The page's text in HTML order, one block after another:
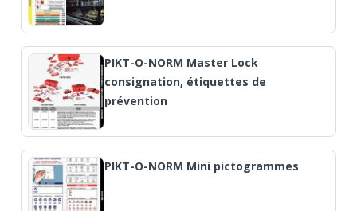
PIKT-O-NORM Master Lock
consignation, étiquettes de
prévention
PIKT-O-NORM Mini pictogrammes